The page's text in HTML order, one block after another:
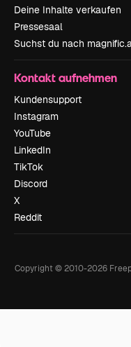
Deine Inhalte verkaufen
Pressesaal
Suchst du nach
Kontakt aufnehmen
Kundensupport
Instagram
YouTube
LinkedIn
TikTok
Discord
X
Reddit
Copyright © 2010-2026